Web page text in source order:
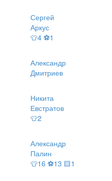
Сергей
Аркус
👕4 ⚽1
Александр
Дмитриев
Никита
Евстратов
👕2
Александр
Палин
👕16 ⚽13 🟨1